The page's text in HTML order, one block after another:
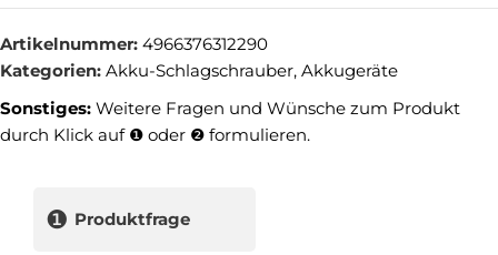
Artikelnummer: 4966376312290
Kategorien: Akku-Schlagschrauber, Akkugeräte
Sonstiges: Weitere Fragen und Wünsche zum Produkt
durch Klick auf ❶ oder ❷ formulieren.
❶ Produktfrage